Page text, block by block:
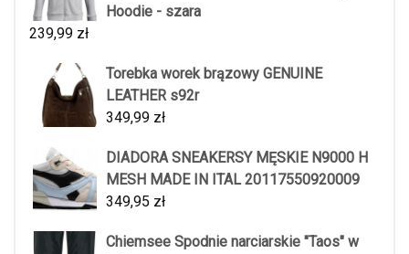
Hoodie - szara
239,99 zł
Torebka worek brązowy GENUINE
LEATHER s92r
349,99 zł
DIADORA SNEAKERSY MĘSKIE N9000 H
MESH MADE IN ITAL 20117550920009
349,95 zł
Chiemsee Spodnie narciarskie "Taos" w